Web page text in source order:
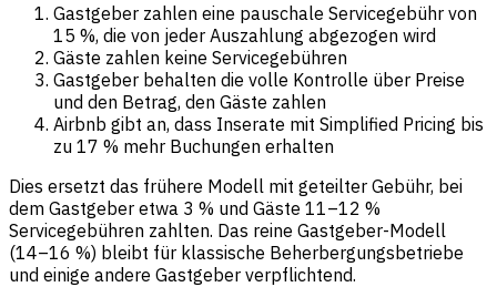
Gastgeber zahlen eine pauschale Servicegebühr von
15 %, die von jeder Auszahlung abgezogen wird
Gäste zahlen keine Servicegebühren
Gastgeber behalten die volle Kontrolle über Preise
und den Betrag, den Gäste zahlen
Airbnb gibt an, dass Inserate mit Simplified Pricing bis
zu 17 % mehr Buchungen erhalten
Dies ersetzt das frühere Modell mit geteilter Gebühr, bei
dem Gastgeber etwa 3 % und Gäste 11–12 %
Servicegebühren zahlten. Das reine Gastgeber-Modell
(14–16 %) bleibt für klassische Beherbergungsbetriebe
und einige andere Gastgeber verpflichtend.